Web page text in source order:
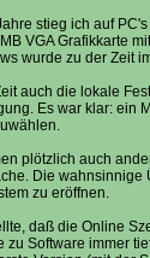
stieg ich auf
VGA Grafikkarte
wurde zu der Zeit
auch die lokale
Es war klar: ein
plötzlich auch
Die
zu eröffnen.
daß die Online
zu Software immer